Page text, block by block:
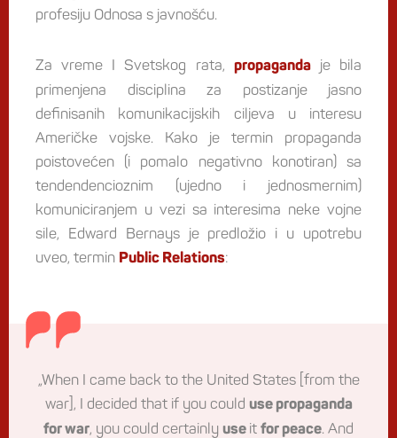
profesiju Odnosa s javnošću.
Za vreme I Svetskog rata, propagandaje bila
primenjena disciplina za postizanje jasno
definisanih komunikacijskih ciljeva u interesu
Američke vojske. Kako je termin propaganda
poistovećen (i pomalo negativno konotiran) sa
tendendencioznim (ujedno i jednosmernim)
komuniciranjem u vezi sa interesima neke vojne
sile, Edward Bernays je predložio i u upotrebu
uveo, termin Public Relations:
„When I came back to the United States [from the
war], I decided that if you could use propaganda
for war, you could certainly use it for peace. And